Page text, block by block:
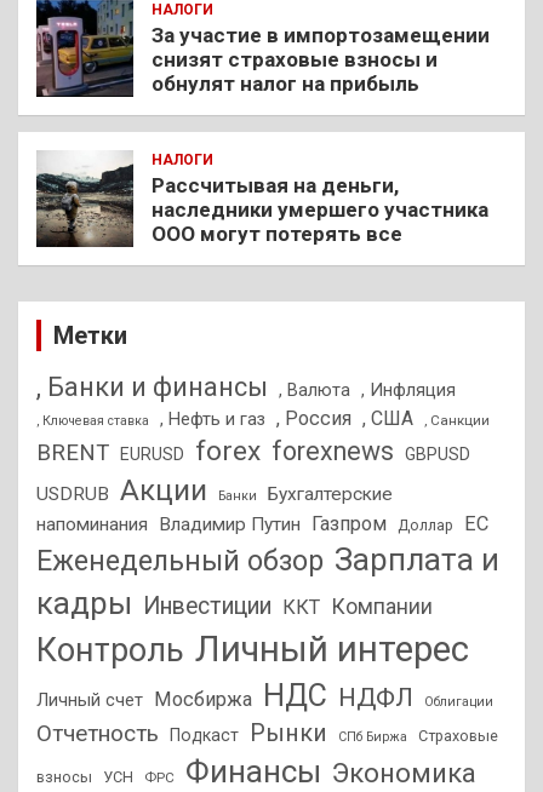
НАЛОГИ
За участие в импортозамещении
снизят страховые взносы и
обнулят налог на прибыль
НАЛОГИ
Рассчитывая на деньги,
наследники умершего участника
ООО могут потерять все
Метки
, Банки и финансы , Валюта , Инфляция
, Ключевая ставка , Нефть и газ , Россия , США , Санкции
BRENT EURUSD forex forexnews GBPUSD
USDRUB Акции Банки
Бухгалтерские
напоминания
Владимир Путин Газпром Доллар ЕС
Еженедельный обзор Зарплата и
кадры
Инвестиции ККТ Компании
Контроль Личный интерес
Личный счет Мосбиржа НДС НДФЛ Облигации
Отчетность Подкаст Рынки СПб Биржа Страховые
взносы УСН ФРС Финансы Экономика